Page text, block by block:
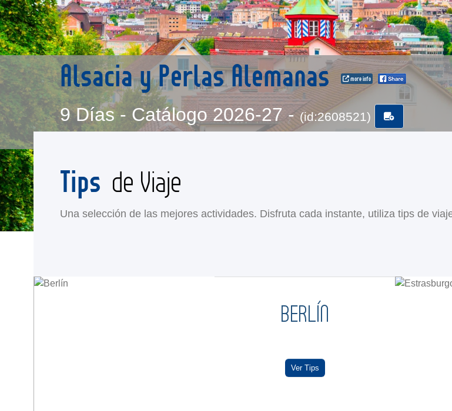
Alsacia y Perlas Alemanas more info
9 Días - Catálogo 2026-27 -(id:2608521)
Tips de Viaje
Una selección de las mejores actividades. Disfruta cada instante, utiliza tips de
BERLÍN
Ver Tips